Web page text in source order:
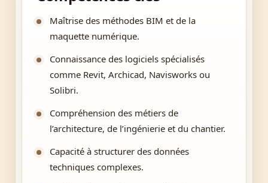
Maîtrise des méthodes BIM et de la
maquette numérique.
Connaissance des logiciels spécialisés
comme Revit, Archicad, Navisworks ou
Solibri.
Compréhension des métiers de
l’architecture, de l’ingénierie et du chantier.
Capacité à structurer des données
techniques complexes.